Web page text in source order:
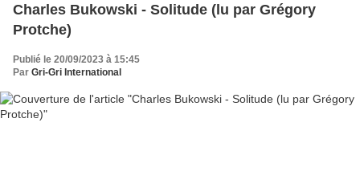
Charles Bukowski - Solitude (lu par Grégory
Protche)
Publié le 20/09/2023 à 15:45
Par Gri-Gri International